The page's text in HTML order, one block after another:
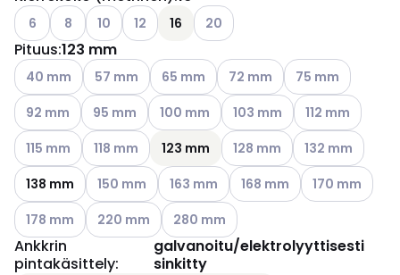
Katso käytettävissä olevat vaihtoehdot
6 Katso käytettävissä olevat vaihtoehdot
8 Katso käytettävissä olevat vaihtoehdot
10 Katso käytettävissä olevat vaihtoehdot
12 16 Katso käytettävissä olevat
20
Pituus:123 mm
Katso käytettävissä olevat vaihtoehdot
40 mm Katso käytettävissä olevat vaihtoehdot
57 mm Katso käytettävissä olevat vaihtoehdot
65 mm Katso käytettävissä olevat
72 mm Katso
75 mm
Katso käytettävissä olevat vaihtoehdot
92 mm Katso käytettävissä olevat vaihtoehdot
95 mm Katso käytettävissä olevat vaihtoehdot
100 mm Katso käytettävissä olevat
103 mm Katso
112 mm
Katso käytettävissä olevat vaihtoehdot
115 mm Katso käytettävissä olevat vaihtoehdot
118 mm 123 mm Katso käytettävissä olevat
128 mm Katso
132 mm
138 mm
Katso käytettävissä olevat vaihtoehdot
150 mm Katso käytettävissä olevat
163 mm Katso käytettävissä
168 mm Katso
170 mm
Katso käytettävissä olevat vaihtoehdot
178 mm Katso käytettävissä olevat vaihtoehdot
220 mm Katso käytettävissä olevat
280 mm
Ankkrin
pintakäsittely:
galvanoitu/elektrolyyttisesti
sinkitty